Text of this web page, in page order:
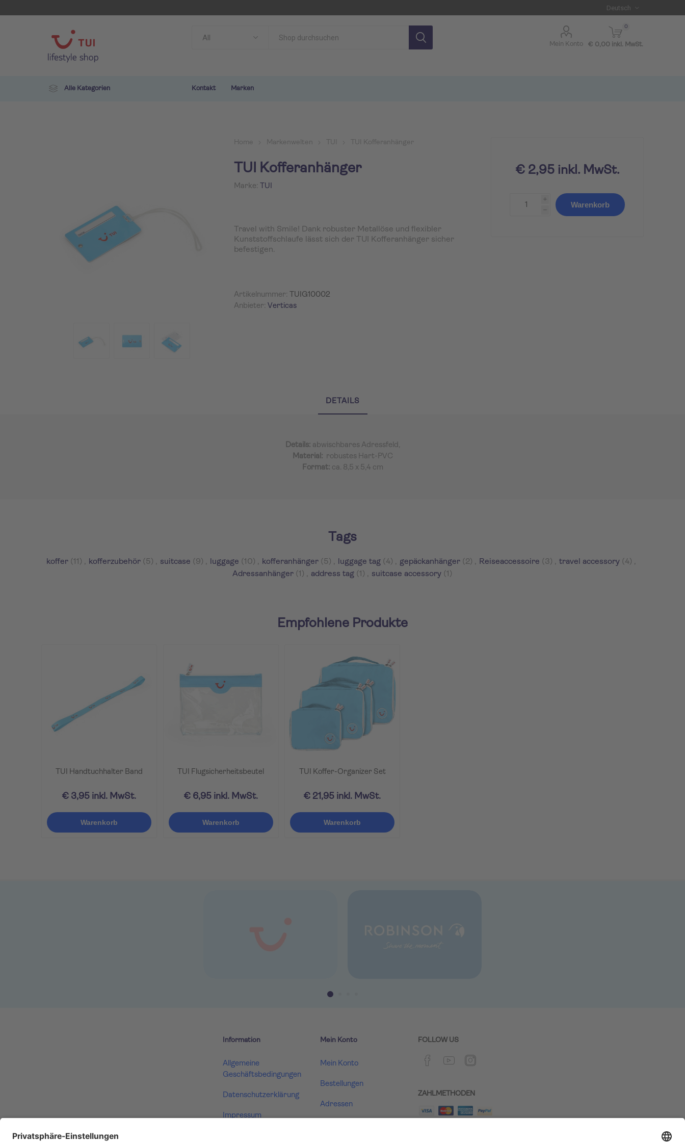
Mein Konto
0
€ 0,00 inkl. MwSt.
Alle Kategorien Kontakt Marken
Home Markenwelten TUI TUI Kofferanhänger
TUI Kofferanhänger
Marke: TUI
Travel with Smile! Dank robuster Metallöse und flexibler
Kunststoffschlaufe lässt sich der TUI Kofferanhänger sicher
befestigen.
Artikelnummer:
TUIG10002
Anbieter: Verticas
€ 2,95 inkl. MwSt.
i
h
Warenkorb
DETAILS
Details: abwischbares Adressfeld,
Material: robustes Hart-PVC
Format: ca. 8,5 x 5,4 cm
Tags
koffer (11) , kofferzubehör (5) , suitcase (9) , luggage (10) , kofferanhänger (5) , luggage tag (4) , gepäckanhänger (2) , Reiseaccessoire (3) , travel accessory (4) ,
Adressanhänger (1) , address tag (1) , suitcase accessory (1)
Empfohlene Produkte
TUI Handtuchhalter Band
€ 3,95 inkl. MwSt.
Warenkorb
TUI Flugsicherheitsbeutel
€ 6,95 inkl. MwSt.
Warenkorb
TUI Koffer-Organizer Set
€ 21,95 inkl. MwSt.
Warenkorb
Information
Allgemeine
Geschäftsbedingungen
Datenschutzerklärung
Impressum
Mein Konto
Mein Konto
Bestellungen
Adressen
FOLLOW US
ZAHLMETHODEN